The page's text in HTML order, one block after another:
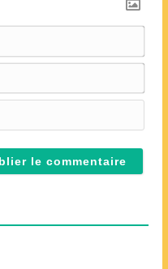
o
m
*
E
-
m
i